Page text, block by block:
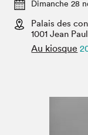
Espace
Espace
Projets
Archives
Dimanche 28
Palais des
1001 Jean
Au kiosque